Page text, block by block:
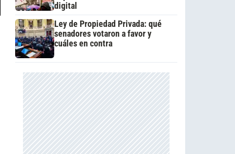
digital
Ley de Propiedad Privada: qué
senadores votaron a favor y
cuáles en contra